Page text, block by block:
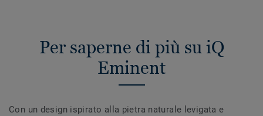
Per saperne di più su iQ
Eminent
Con un design ispirato alla pietra naturale levigata e